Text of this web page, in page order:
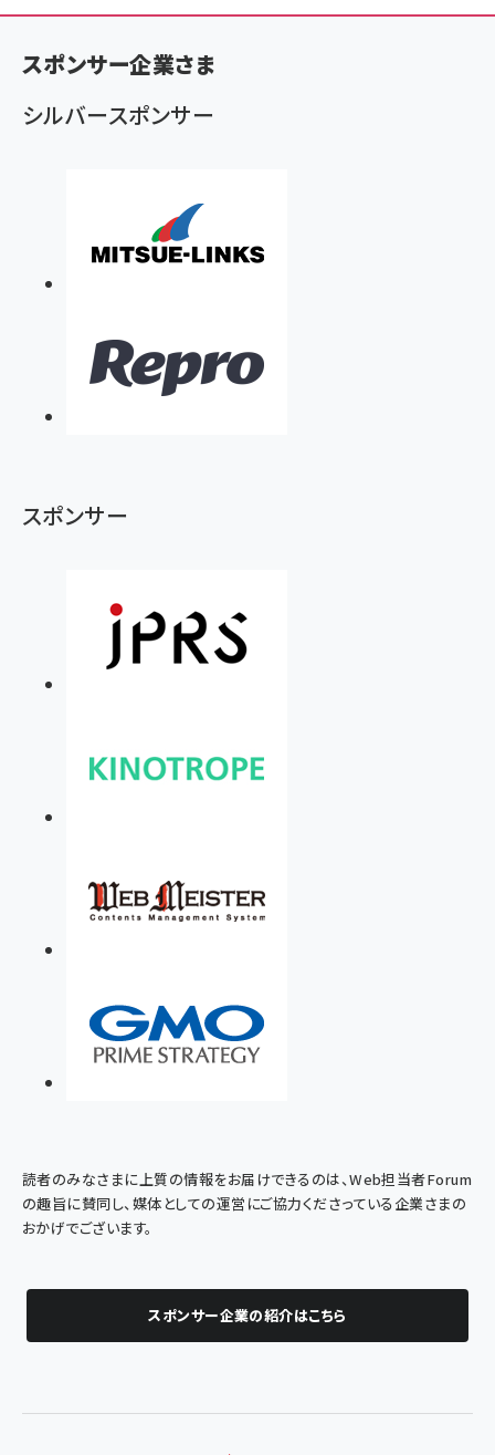
ン
く
ず
スポンサー企業さま
シルバースポンサー
スポンサー
読者のみなさまに上質の情報をお届けできるのは、Web担当者Forum
の趣旨に賛同し、媒体としての運営にご協力くださっている企業さまの
おかげでございます。
スポンサー企業の紹介はこちら